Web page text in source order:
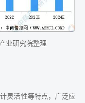
业研究院整理
灵活性等特点，广泛应